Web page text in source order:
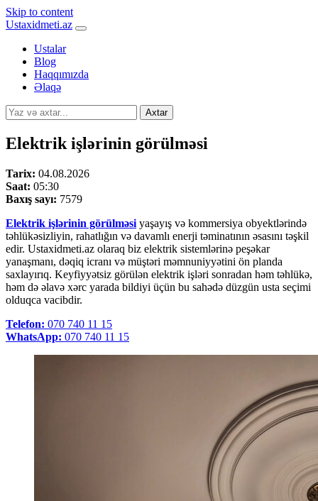
Skip to content
Ustaxidmeti.az
Ustalar
Blog
Haqqımızda
Əlaqə
Axtar
Elektrik işlərinin görülməsi
Tarix: 04.08.2026
Saat: 05:30
Baxış sayı: 7579
Elektrik işlərinin görülməsi yaşayış və kommersiya obyektlərində
təhlükəsizliyin, rahatlığın və davamlı enerji təminatının əsasını təşkil
edir. Ustaxidmeti.az olaraq biz elektrik sistemlərinə peşəkar
yanaşmanı, dəqiq icranı və müştəri məmnuniyyətini ön planda
saxlayırıq. Keyfiyyətsiz görülən elektrik işləri sonradan həm təhlükə,
həm də əlavə xərc yarada bildiyi üçün bu sahədə düzgün usta seçimi
olduqca vacibdir.
Telefon: 070 740 11 15
WhatsApp: 070 740 11 15